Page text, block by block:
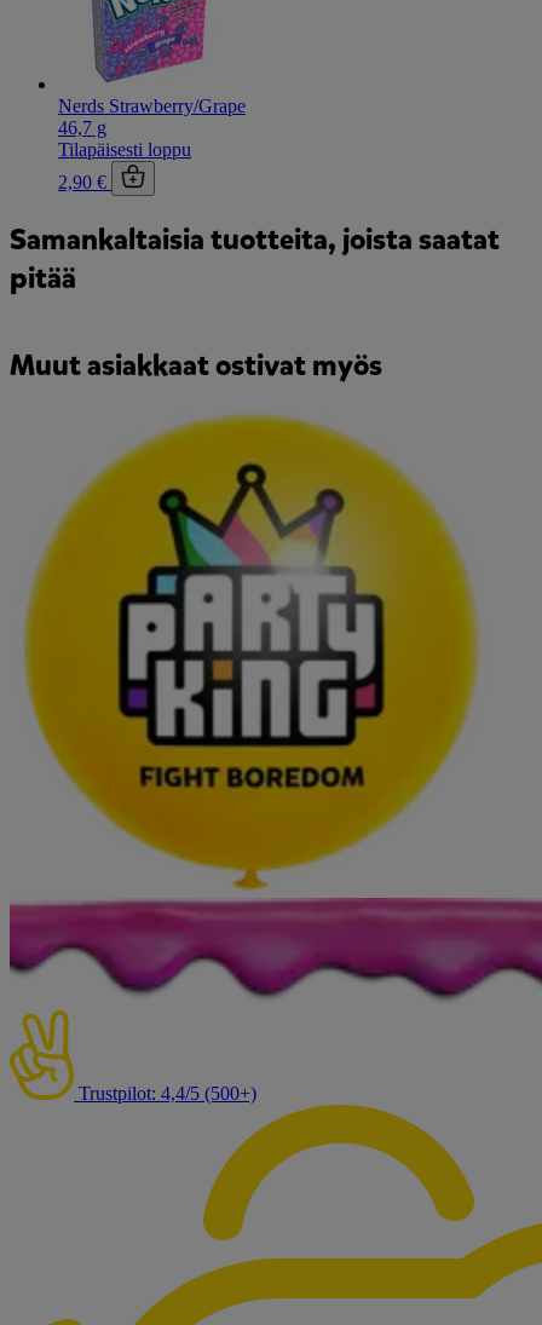
Nerds Strawberry/Grape
46,7 g
Tilapäisesti loppu
2,90 €
Samankaltaisia tuotteita, joista saatat
pitää
Muut asiakkaat ostivat myös
Trustpilot: 4,4/5 (500+)